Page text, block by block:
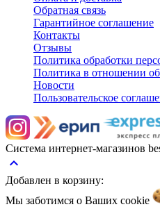
Обратная связь
Гарантийное соглашение
Контакты
Отзывы
Политика обработки
Политика в отношении
Новости
Пользовательское
Система интернет-магазинов
keyboard_arrow_up
Добавлен в корзину:
Мы заботимся о Ваших cookie